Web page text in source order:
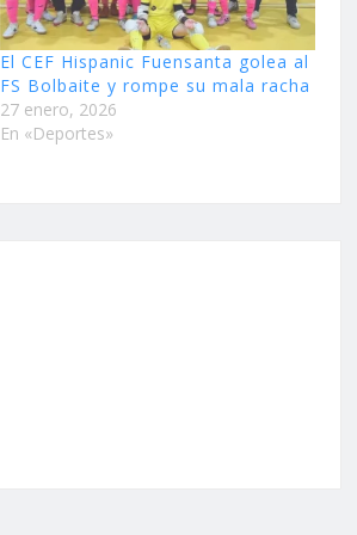
El CEF Hispanic Fuensanta golea al
FS Bolbaite y rompe su mala racha
27 enero, 2026
En «Deportes»